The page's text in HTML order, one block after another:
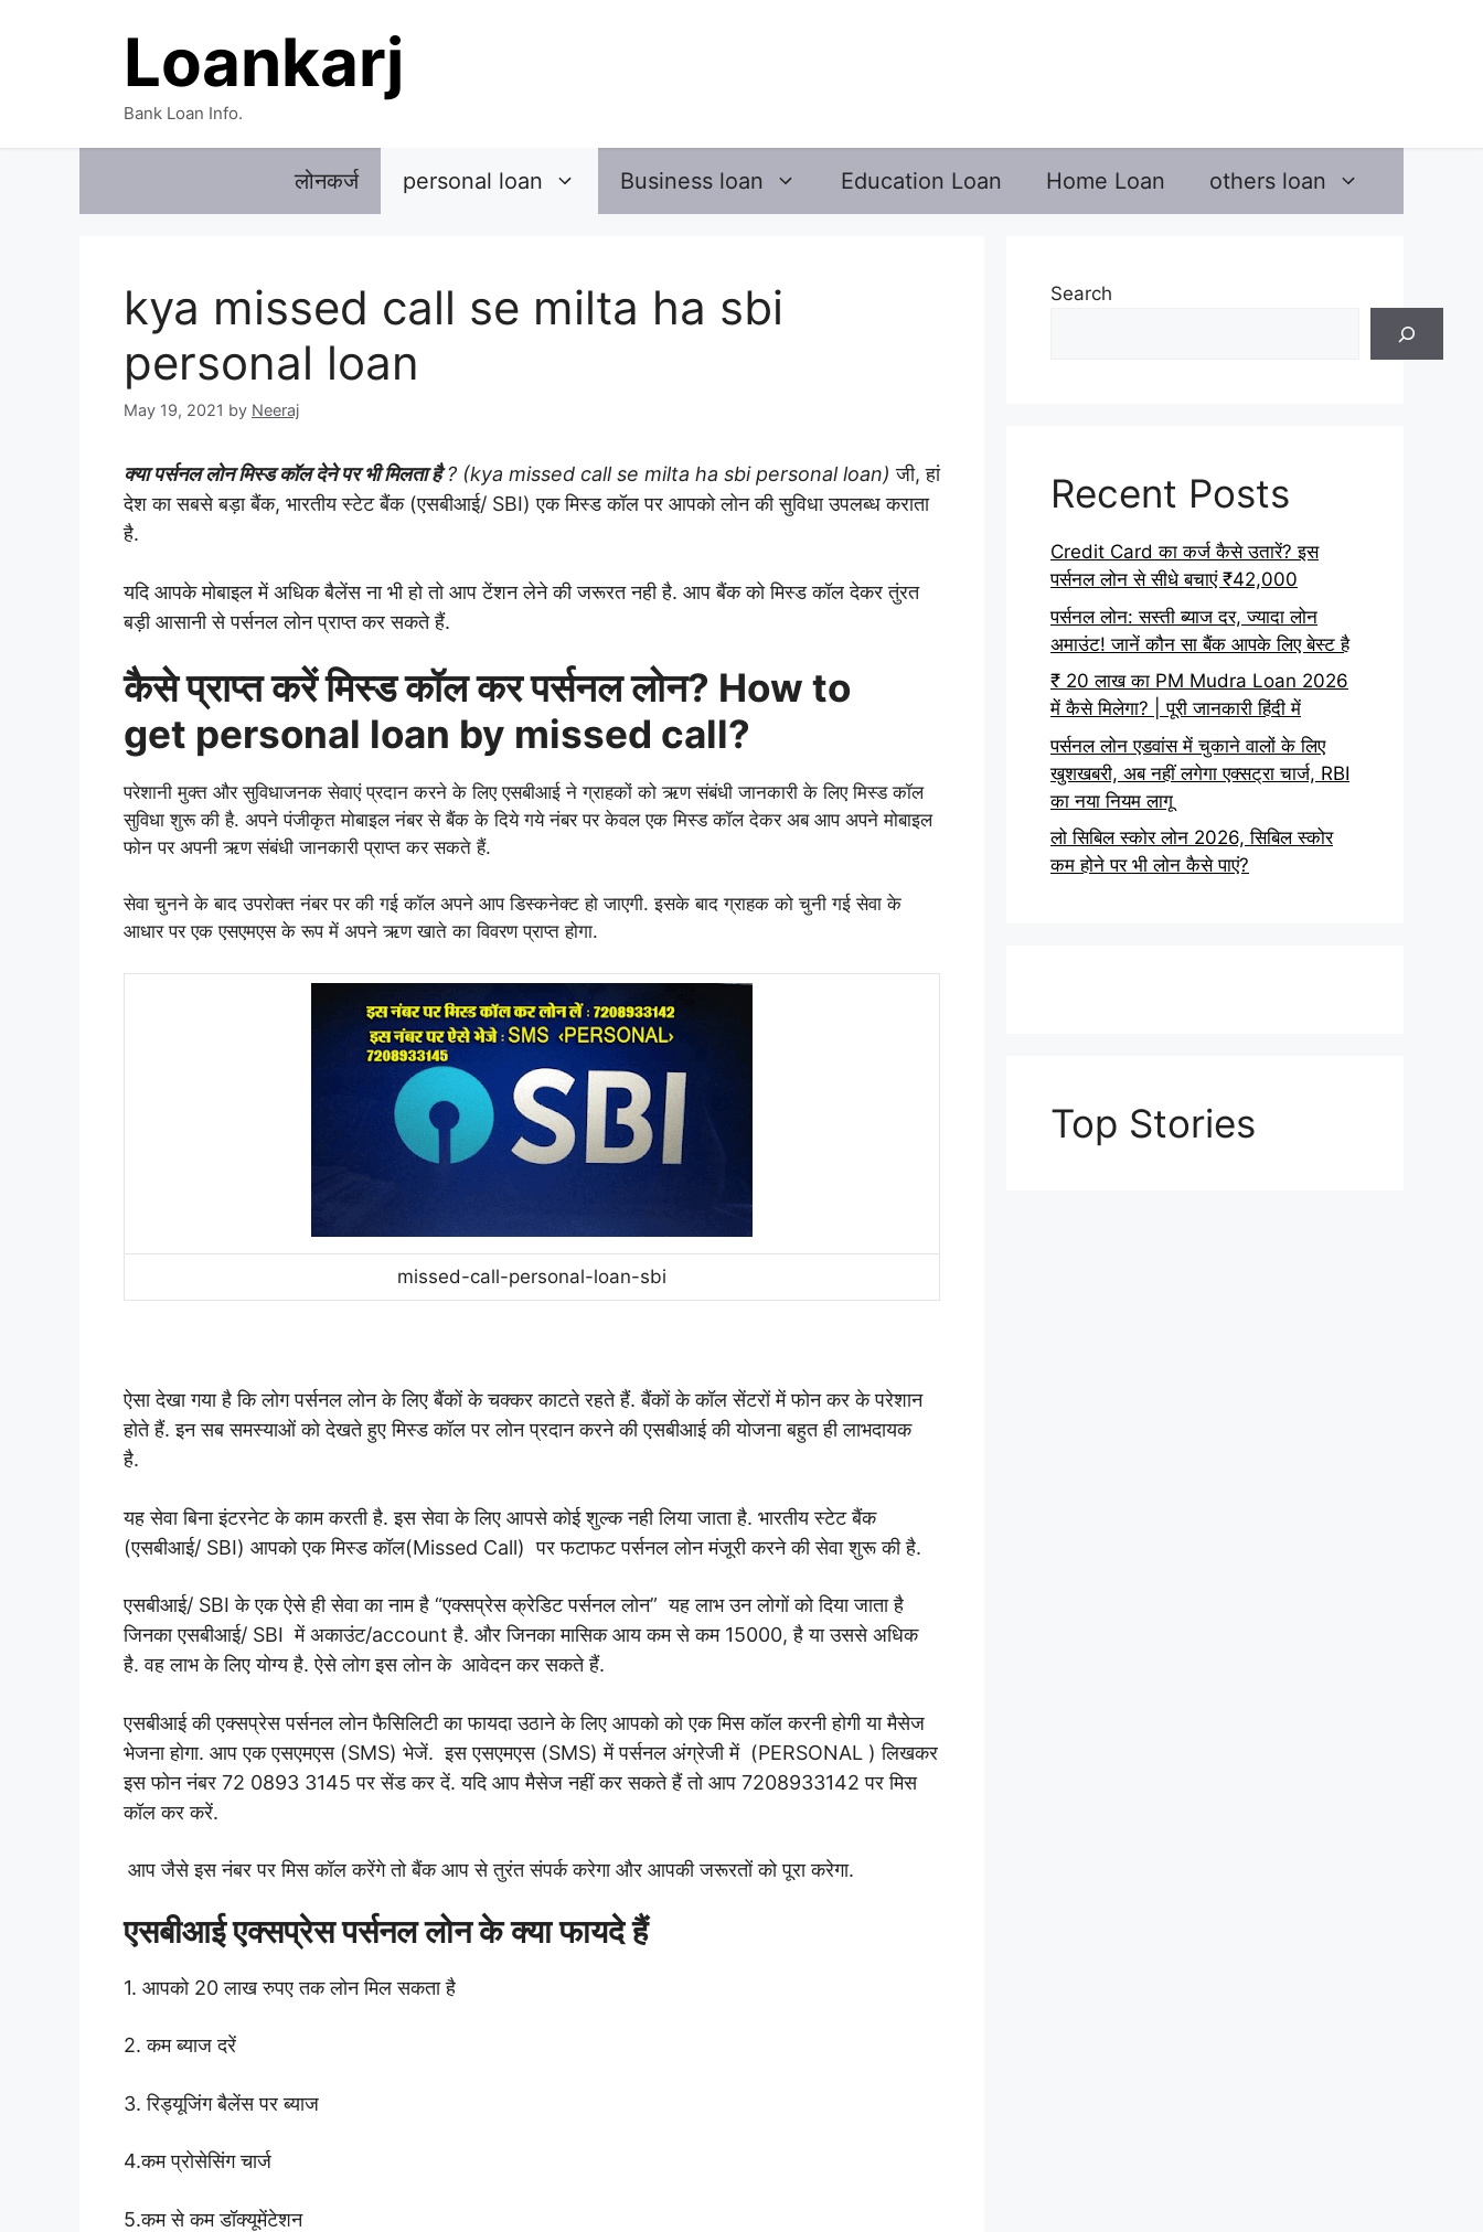
Loankarj
Bank Loan Info.
लोनकर्ज personal loan Business loan Education Loan Home Loan others loan
kya missed call se milta ha sbi
personal loan
May 19, 2021 by Neeraj
क्या पर्सनल लोन मिस्ड कॉल देने पर भी मिलता है? (kya missed call se milta ha sbi personal loan)जी, हां
देश का सबसे बड़ा बैंक, भारतीय स्टेट बैंक (एसबीआई/ SBI) एक मिस्ड कॉल पर आपको लोन की सुविधा उपलब्ध कराता
है.
यदि आपके मोबाइल में अधिक बैलेंस ना भी हो तो आप टेंशन लेने की जरूरत नही है. आप बैंक को मिस्ड कॉल देकर तुंरत
बड़ी आसानी से पर्सनल लोन प्राप्त कर सकते हैं.
कैसे प्राप्त करें मिस्ड कॉल कर पर्सनल लोन? How to
get personal loan by missed call?
परेशानी मुक्त और सुविधाजनक सेवाएं प्रदान करने के लिए एसबीआई ने ग्राहकों को ऋण संबंधी जानकारी के लिए मिस्ड कॉल
सुविधा शुरू की है. अपने पंजीकृत मोबाइल नंबर से बैंक के दिये गये नंबर पर केवल एक मिस्ड कॉल देकर अब आप अपने मोबाइल
फोन पर अपनी ऋण संबंधी जानकारी प्राप्त कर सकते हैं.
सेवा चुनने के बाद उपरोक्त नंबर पर की गई कॉल अपने आप डिस्कनेक्ट हो जाएगी. इसके बाद ग्राहक को चुनी गई सेवा के
आधार पर एक एसएमएस के रूप में अपने ऋण खाते का विवरण प्राप्त होगा.
missed-call-personal-loan-sbi
ऐसा देखा गया है कि लोग पर्सनल लोन के लिए बैंकों के चक्कर काटते रहते हैं. बैंकों के कॉल सेंटरों में फोन कर के परेशान
होते हैं. इन सब समस्याओं को देखते हुए मिस्ड कॉल पर लोन प्रदान करने की एसबीआई की योजना बहुत ही लाभदायक
है.
यह सेवा बिना इंटरनेट के काम करती है. इस सेवा के लिए आपसे कोई शुल्क नही लिया जाता है. भारतीय स्टेट बैंक
(एसबीआई/ SBI) आपको एक मिस्ड कॉल(Missed Call) पर फटाफट पर्सनल लोन मंजूरी करने की सेवा शुरू की है.
एसबीआई/ SBI के एक ऐसे ही सेवा का नाम है “एक्सप्रेस क्रेडिट पर्सनल लोन” यह लाभ उन लोगों को दिया जाता है
जिनका एसबीआई/ SBI में अकाउंट/account है. और जिनका मासिक आय कम से कम 15000, है या उससे अधिक
है.वह लाभ के लिए योग्य है. ऐसे लोग इस लोन के आवेदन कर सकते हैं.
एसबीआई की एक्सप्रेस पर्सनल लोन फैसिलिटी का फायदा उठाने के लिए आपको को एक मिस कॉल करनी होगी या मैसेज
भेजना होगा. आप एक एसएमएस (SMS) भेजें. इस एसएमएस (SMS) में पर्सनल अंग्रेजी में (PERSONAL ) लिखकर
इस फोन नंबर 72 0893 3145 पर सेंड कर दें. यदि आप मैसेज नहीं कर सकते हैं तो आप 7208933142 पर मिस
कॉल कर करें.
आप जैसे इस नंबर पर मिस कॉल करेंगे तो बैंक आप से तुरंत संपर्क करेगा और आपकी जरूरतों को पूरा करेगा.
एसबीआई एक्सप्रेस पर्सनल लोन के क्या फायदे हैं
1. आपको 20 लाख रुपए तक लोन मिल सकता है
2. कम ब्याज दरें
3. रिड्यूजिंग बैलेंस पर ब्याज
4.कम प्रोसेसिंग चार्ज
5.कम से कम डॉक्यूमेंटेशन
Search
Recent Posts
Credit Card का कर्ज कैसे उतारें? इस
पर्सनल लोन से सीधे बचाएं ₹42,000
पर्सनल लोन: सस्ती ब्याज दर, ज्यादा लोन
अमाउंट! जानें कौन सा बैंक आपके लिए बेस्ट है
₹ 20 लाख का PM Mudra Loan 2026
में कैसे मिलेगा? | पूरी जानकारी हिंदी में
पर्सनल लोन एडवांस में चुकाने वालों के लिए
खुशखबरी, अब नहीं लगेगा एक्सट्रा चार्ज, RBI
का नया नियम लागू
लो सिबिल स्कोर लोन 2026, सिबिल स्कोर
कम होने पर भी लोन कैसे पाएं?
Top Stories